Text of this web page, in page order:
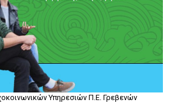
Υπηρεσιών Π.Ε. Γρεβενών